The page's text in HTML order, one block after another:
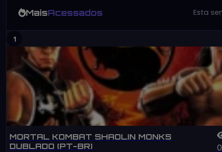
MaisAcessados Esta
1
MORTAL KOMBAT SHAOLIN MONKS
DUBLADO (PT-BR)
0